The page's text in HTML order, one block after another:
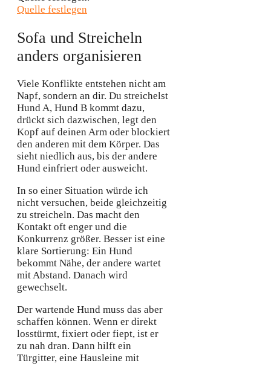
Quelle festlegen
Sofa und Streicheln
anders organisieren
Viele Konflikte entstehen nicht am
Napf, sondern an dir. Du streichelst
Hund A, Hund B kommt dazu,
drückt sich dazwischen, legt den
Kopf auf deinen Arm oder blockiert
den anderen mit dem Körper. Das
sieht niedlich aus, bis der andere
Hund einfriert oder ausweicht.
In so einer Situation würde ich
nicht versuchen, beide gleichzeitig
zu streicheln. Das macht den
Kontakt oft enger und die
Konkurrenz größer. Besser ist eine
klare Sortierung: Ein Hund
bekommt Nähe, der andere wartet
mit Abstand. Danach wird
gewechselt.
Der wartende Hund muss das aber
schaffen können. Wenn er direkt
losstürmt, fixiert oder fiept, ist er
zu nah dran. Dann hilft ein
Türgitter, eine Hausleine mit